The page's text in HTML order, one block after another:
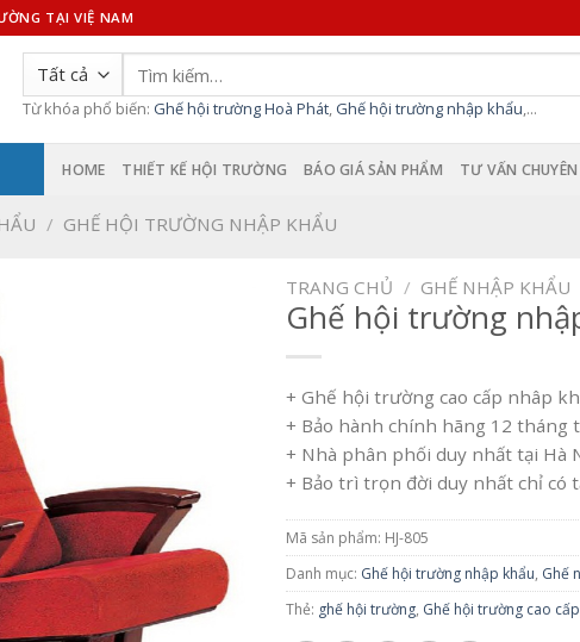
TẠI VIỆ NAM
Tìm
kiếm:
Từ khóa phổ biến: Ghế hội trường Hoà Phát, Ghế hội trường nhập khẩu,...
HOME THIẾT KẾ HỘI TRƯỜNG BÁO GIÁ SẢN PHẨM TƯ VẤN
/ GHẾ HỘI TRƯỜNG NHẬP KHẨU
TRANG CHỦ / GHẾ NHẬP KHẨU
Ghế hội trường
+ Ghế hội trường cao cấp nhâp
+ Bảo hành chính hãng 12 tháng
+ Nhà phân phối duy nhất tại Hà
+ Bảo trì trọn đời duy nhất chỉ có
Mã sản phẩm: HJ-805
Danh mục: Ghế hội trường nhập khẩu, Ghế
Thẻ: ghế hội trường, Ghế hội trường cao cấp